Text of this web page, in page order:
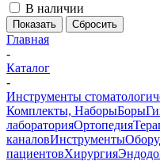
В наличии
Сбросить
Главная
-
Каталог
-
Инструменты
Комплекты, НаборыБоры
лабораторияОртопедия
каналовИнструменты
пациентовХирургия